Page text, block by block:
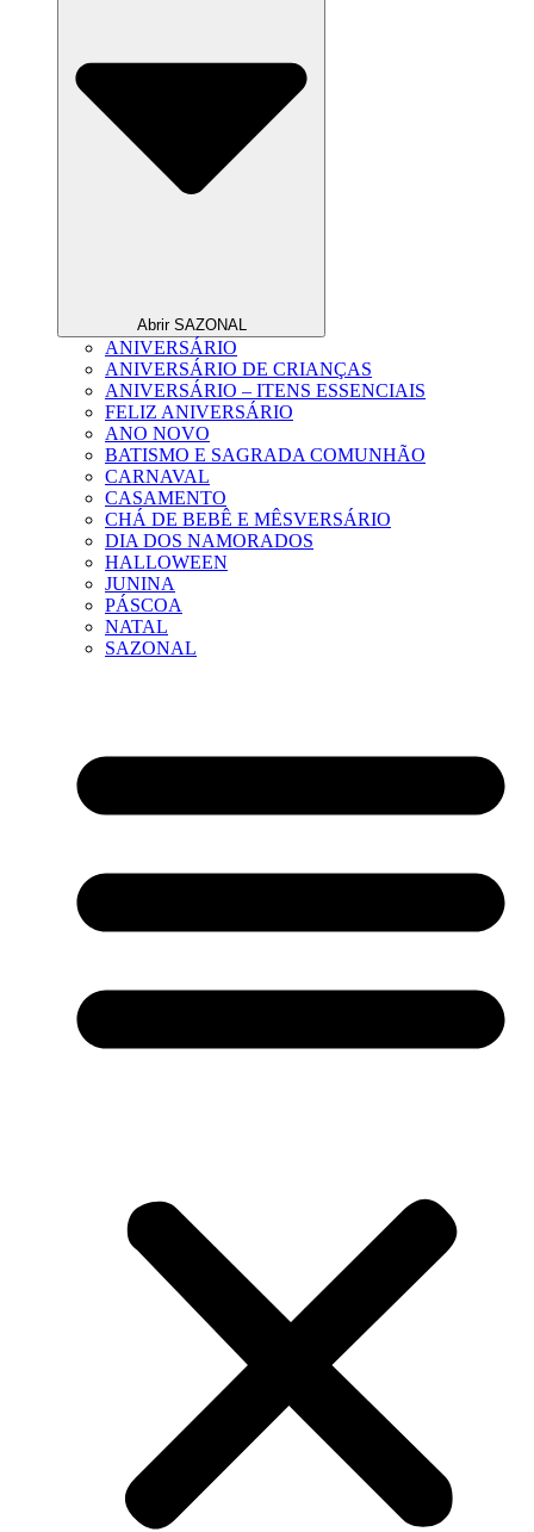
Abrir SAZONAL
ANIVERSÁRIO
ANIVERSÁRIO DE CRIANÇAS
ANIVERSÁRIO – ITENS ESSENCIAIS
FELIZ ANIVERSÁRIO
ANO NOVO
BATISMO E SAGRADA COMUNHÃO
CARNAVAL
CASAMENTO
CHÁ DE BEBÊ E MÊSVERSÁRIO
DIA DOS NAMORADOS
HALLOWEEN
JUNINA
PÁSCOA
NATAL
SAZONAL